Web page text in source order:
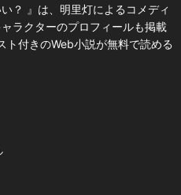
？ 』は、明里灯によるコメディ
ラクターのプロフィールも掲載
ト付きのWeb小説が無料で読める